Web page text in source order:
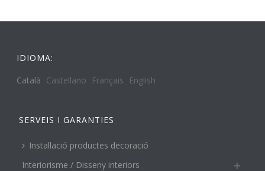
IDIOMA:
Català Castellano Français English
SERVEIS I GARANTIES
Instal·lació productes decoració
Interiorisme / Disseny interiors